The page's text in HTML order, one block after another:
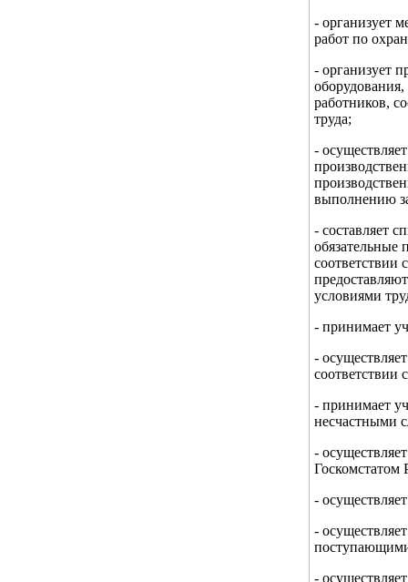
- организует
работ по
- организует
работников,
труда;
-
выполнению
- составляет
обязательные
соответствии
условиями
- принимает
-
соответствии
- принимает
несчастными
-
Госкомстатом
-
-
-